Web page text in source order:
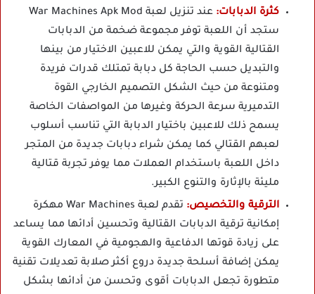
كثرة الدبابات:
عند تنزيل لعبة War Machines Apk Mod
ستجد أن اللعبة توفر مجموعة ضخمة من الدبابات
القتالية القوية والتي يمكن للاعبين الاختيار من بينها
والتبديل حسب الحاجة كل دبابة تمتلك قدرات فريدة
ومتنوعة من حيث الشكل التصميم الخارجي القوة
التدميرية سرعة الحركة وغيرها من المواصفات الخاصة
يسمح ذلك للاعبين باختيار الدبابة التي تناسب أسلوب
لعبهم القتالي كما يمكن شراء دبابات جديدة من المتجر
داخل اللعبة باستخدام العملات مما يوفر تجربة قتالية
مليئة بالإثارة والتنوع الكبير.
الترقية والتخصيص:
تقدم لعبة War Machines مهكرة
إمكانية ترقية الدبابات القتالية وتحسين أدائها مما يساعد
على زيادة قوتها الدفاعية والهجومية في المعارك القوية
يمكن إضافة أسلحة جديدة دروع أكثر صلابة تعديلات تقنية
متطورة تجعل الدبابات أقوى وتحسن من أدائها بشكل